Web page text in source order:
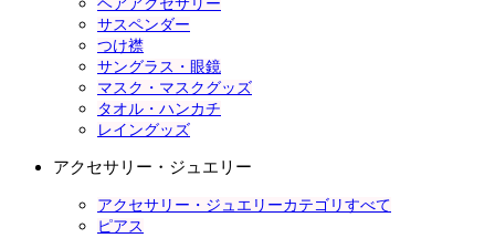
ヘアアクセサリー
サスペンダー
つけ襟
サングラス・眼鏡
マスク・マスクグッズ
タオル・ハンカチ
レイングッズ
アクセサリー・ジュエリー
アクセサリー・ジュエリーカテゴリすべて
ピアス